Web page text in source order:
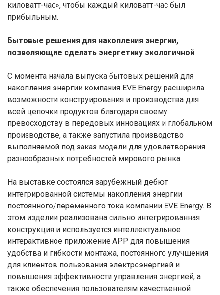
киловатт-час», чтобы каждый киловатт-час был
прибыльным.
Бытовые решения для накопления энергии,
позволяющие сделать энергетику экологичной
С момента начала выпуска бытовых решений для
накопления энергии компания EVE Energy расширила
возможности конструирования и производства для
всей цепочки продуктов благодаря своему
превосходству в передовых инновациях и глобальном
производстве, а также запустила производство
выполняемой под заказ модели для удовлетворения
разнообразных потребностей мирового рынка.
На выставке состоялся зарубежный дебют
интегрированной системы накопления энергии
постоянного/переменного тока компании EVE Energy. В
этом изделии реализована сильно интегрированная
конструкция и используется интеллектуальное
интерактивное приложение APP для повышения
удобства и гибкости монтажа, постоянного улучшения
для клиентов пользования электроэнергией и
повышения эффективности управления энергией, а
также обеспечения пользователям качественной